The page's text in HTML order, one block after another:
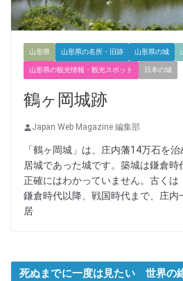
山形県 山形県の名所・旧跡 山形県の城
山形県の観光情報・観光スポット 日本の城
鶴ヶ岡城跡
Japan Web Magazine 編集部
「鶴ヶ岡城」は、庄内藩14万石を
居城であった城です。築城は鎌倉
正確にはわかっていません。古くは
鎌倉時代以降、戦国時代まで、庄
居
死ぬまでに一度は見たい 世界の